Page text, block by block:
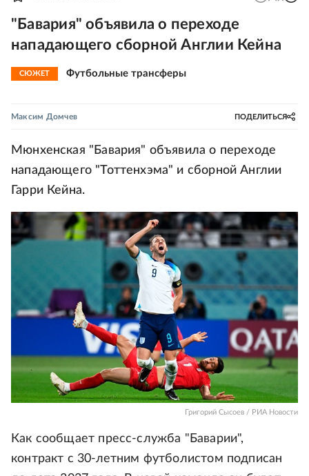
"Бавария" объявила о переходе
нападающего сборной Англии Кейна
СЮЖЕТ Футбольные трансферы
Максим Домчев ПОДЕЛИТЬСЯ
Мюнхенская "Бавария" объявила о переходе
нападающего "Тоттенхэма" и сборной Англии
Гарри Кейна.
Григорий Сысоев / РИА Новости
Как сообщает пресс-служба "Баварии",
контракт с 30-летним футболистом подписан